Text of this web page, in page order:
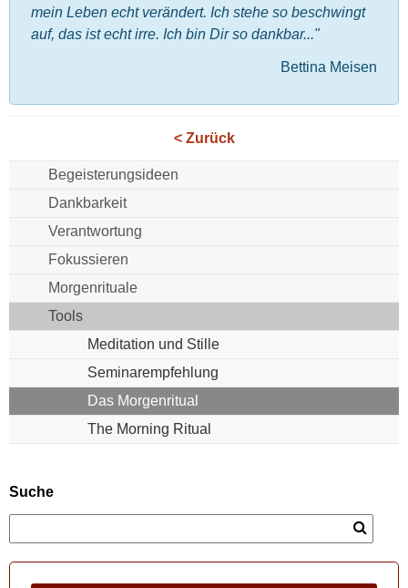
mein Leben echt verändert. Ich stehe so beschwingt
auf, das ist echt irre. Ich bin Dir so dankbar..."
Bettina Meisen
< Zurück
Begeisterungsideen
Dankbarkeit
Verantwortung
Fokussieren
Morgenrituale
Tools
Meditation und Stille
Seminarempfehlung
Das Morgenritual
The Morning Ritual
Suche